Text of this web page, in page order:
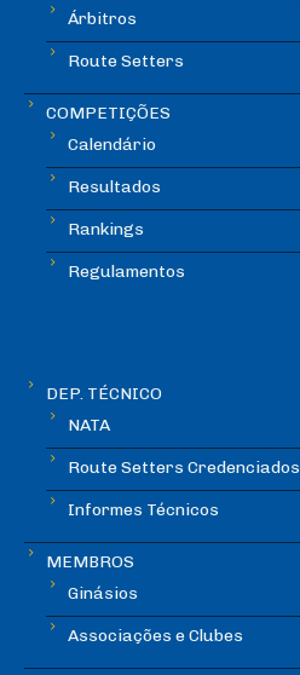
Árbitros
Route Setters
COMPETIÇÕES
Calendário
Resultados
Rankings
Regulamentos
DEP. TÉCNICO
NATA
Route Setters Credenciados
Informes Técnicos
MEMBROS
Ginásios
Associações e Clubes